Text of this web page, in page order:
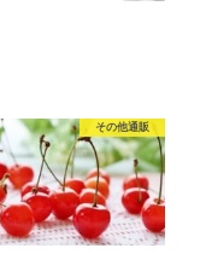
その他通販